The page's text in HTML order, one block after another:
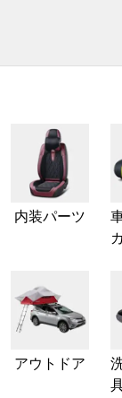
内装パーツ
アウトドア